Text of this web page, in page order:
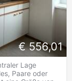
€ 556,01
Lage
Paare oder